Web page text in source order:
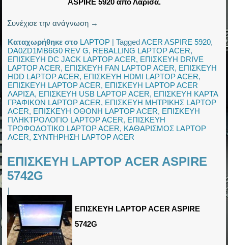
ASPIRE 5920 από Λάρισα.
Συνέχισε την ανάγνωση →
Καταχωρήθηκε στο LAPTOP |Tagged ACER ASPIRE 5920,
DA0ZD1MB6G0 REV G, REBALLING LAPTOP ACER,
ΕΠΙΣΚΕΥΗ DC JACK LAPTOP ACER, ΕΠΙΣΚΕΥΗ DRIVE
LAPTOP ACER, ΕΠΙΣΚΕΥΗ FAN LAPTOP ACER, ΕΠΙΣΚΕΥΗ
HDD LAPTOP ACER, ΕΠΙΣΚΕΥΗ HDMI LAPTOP ACER,
ΕΠΙΣΚΕΥΗ LAPTOP ACER, ΕΠΙΣΚΕΥΗ LAPTOP ACER
ΛΑΡΙΣΑ, ΕΠΙΣΚΕΥΗ USB LAPTOP ACER, ΕΠΙΣΚΕΥΗ ΚΑΡΤΑ
ΓΡΑΦΙΚΩΝ LAPTOP ACER, ΕΠΙΣΚΕΥΗ ΜΗΤΡΙΚΗΣ LAPTOP
ACER, ΕΠΙΣΚΕΥΗ ΟΘΟΝΗ LAPTOP ACER, ΕΠΙΣΚΕΥΗ
ΠΛΗΚΤΡΟΛΟΓΙΟ LAPTOP ACER, ΕΠΙΣΚΕΥΗ
ΤΡΟΦΟΔΟΤΙΚΟ LAPTOP ACER, ΚΑΘΑΡΙΣΜΟΣ LAPTOP
ACER, ΣΥΝΤΗΡΗΣΗ LAPTOP ACER
ΕΠΙΣΚΕΥΗ LAPTOP ACER ASPIRE
5742G
|
ΕΠΙΣΚΕΥΗ LAPTOP ACER ASPIRE
5742G